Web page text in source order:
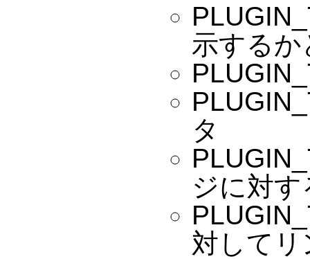
示するか
タ
ジに対
対して